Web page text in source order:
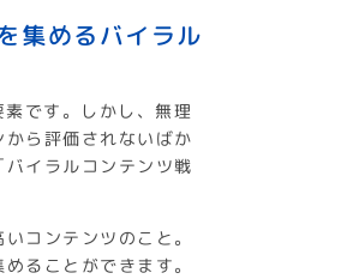
集めるバイラル
です。しかし、無理
ら評価されないばか
イラルコンテンツ戦
コンテンツのこと。
ることができます。